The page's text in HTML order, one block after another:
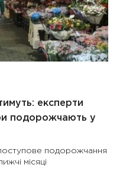
експерти
подорожчають у
подорожчання
місяці